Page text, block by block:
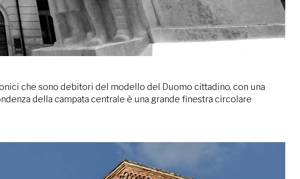
che sono debitori del modello del Duomo cittadino, con una
della campata centrale è una grande finestra circolare